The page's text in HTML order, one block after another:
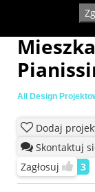
All Design
Dodaj
Skontaktuj
Zagłosuj
3